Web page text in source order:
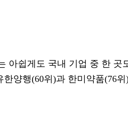
아쉽게도 국내 기업 중 한 곳
양행(60위)과 한미약품(76